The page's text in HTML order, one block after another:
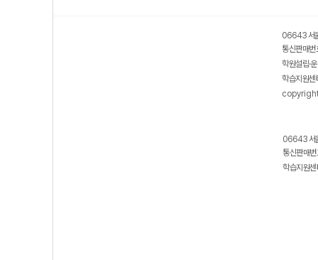
06643 서
통신판매
학원설립·
학습지원
06643 서
통신판매
학습지원